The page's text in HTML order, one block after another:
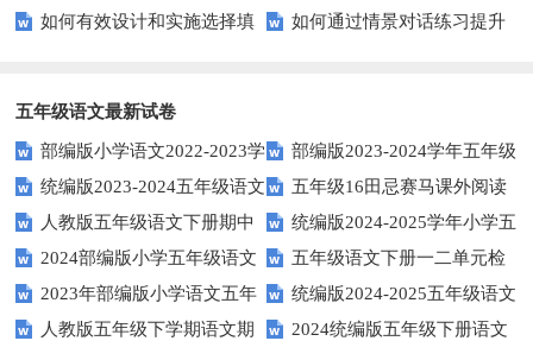
词汇量？这里有5个高效方法值
升文章魅力？
如何有效设计和实施选择填
如何通过情景对话练习提升
五年级语文最新试卷
部编版小学语文2022-2023学
年上期五年级期末试题
部编版2023-2024学年五年级
语文下学期期末考前质量冲刺卷
统编版2023-2024五年级语文
下册期中阶段调研卷
五年级16田忌赛马课外阅读
练习题及答案
人教版五年级语文下册期中
试题及参考答案
统编版2024-2025学年小学五
年级语文上册期中试卷
2024部编版小学五年级语文
下学期期末测试卷
五年级语文下册一二单元检
测题
2023年部编版小学语文五年
级下册期末模拟题
统编版2024-2025五年级语文
第一学期期末测试卷
人教版五年级下学期语文期
2024统编版五年级下册语文